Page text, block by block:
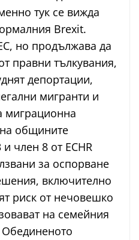
тук се вижда
Brexit.
но продължава да
правни тълкувания,
депортации,
мигранти и
миграционна
общините
член 8 от ECHR
за оспорване
включително
риск от нечовешко
на семейния